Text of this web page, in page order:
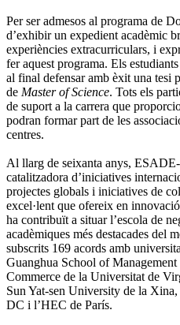
Per ser admesos al programa de
d’exhibir un expedient acadèmic
experiències extracurriculars, i
fer aquest programa. Els
al final defensar amb èxit una tesi
de Master of Science. Tots els
de suport a la carrera que
podran formar part de les
centres.
Al llarg de seixanta anys,
catalitzadora d’iniciatives
projectes globals i iniciatives de
excel·lent que ofereix en
ha contribuït a situar l’escola de
acadèmiques més destacades
subscrits 169 acords amb
Guanghua School of
Commerce de la Universitat de
Sun Yat-sen University de la
DC i l’HEC de París.